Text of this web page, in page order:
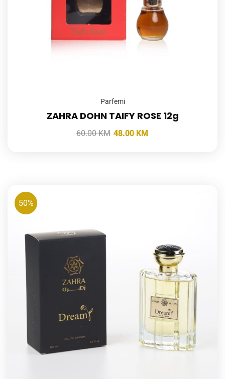
Parfemi
ZAHRA DOHN TAIFY ROSE 12g
60.00KM 48.00 KM
50%